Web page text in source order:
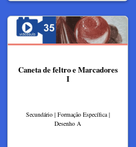
Caneta de feltro e Marcadores
I
Secundário | Formação Específica |
Desenho A